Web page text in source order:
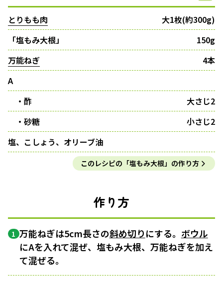
とりもも肉
大1枚(約300g)
「塩もみ大根」
150g
万能ねぎ
4本
A
・酢
大さじ2
・砂糖
小さじ2
塩、こしょう、オリーブ油
このレシピの「塩もみ大根」の作り方
作り方
1 万能ねぎは5cm長さの斜め切りにする。 ボウル
にAを入れて混ぜ、塩もみ大根、万能ねぎを加え
て混ぜる。